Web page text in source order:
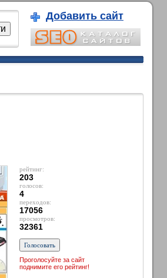
Добавить сайт
рейтинг:
203
голосов:
4
переходов:
17056
просмотров:
32361
Проголосуйте за сайт
поднимите его рейтинг!